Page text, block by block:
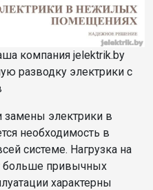
компания jelektrik.by
разводку электрики с
замены электрики в
необходимость в
системе. Нагрузка на
больше привычных
характерны